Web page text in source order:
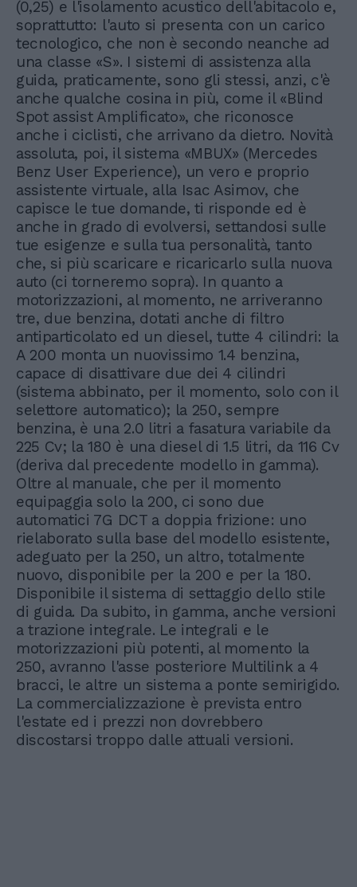
(0,25) e l'isolamento acustico dell'abitacolo e,
soprattutto: l'auto si presenta con un carico
tecnologico, che non è secondo neanche ad
una classe «S». I sistemi di assistenza alla
guida, praticamente, sono gli stessi, anzi, c'è
anche qualche cosina in più, come il «Blind
Spot assist Amplificato», che riconosce
anche i ciclisti, che arrivano da dietro. Novità
assoluta, poi, il sistema «MBUX» (Mercedes
Benz User Experience), un vero e proprio
assistente virtuale, alla Isac Asimov, che
capisce le tue domande, ti risponde ed è
anche in grado di evolversi, settandosi sulle
tue esigenze e sulla tua personalità, tanto
che, si più scaricare e ricaricarlo sulla nuova
auto (ci torneremo sopra). In quanto a
motorizzazioni, al momento, ne arriveranno
tre, due benzina, dotati anche di filtro
antiparticolato ed un diesel, tutte 4 cilindri: la
A 200 monta un nuovissimo 1.4 benzina,
capace di disattivare due dei 4 cilindri
(sistema abbinato, per il momento, solo con il
selettore automatico); la 250, sempre
benzina, è una 2.0 litri a fasatura variabile da
225 Cv; la 180 è una diesel di 1.5 litri, da 116 Cv
(deriva dal precedente modello in gamma).
Oltre al manuale, che per il momento
equipaggia solo la 200, ci sono due
automatici 7G DCT a doppia frizione: uno
rielaborato sulla base del modello esistente,
adeguato per la 250, un altro, totalmente
nuovo, disponibile per la 200 e per la 180.
Disponibile il sistema di settaggio dello stile
di guida. Da subito, in gamma, anche versioni
a trazione integrale. Le integrali e le
motorizzazioni più potenti, al momento la
250, avranno l'asse posteriore Multilink a 4
bracci, le altre un sistema a ponte semirigido.
La commercializzazione è prevista entro
l'estate ed i prezzi non dovrebbero
discostarsi troppo dalle attuali versioni.